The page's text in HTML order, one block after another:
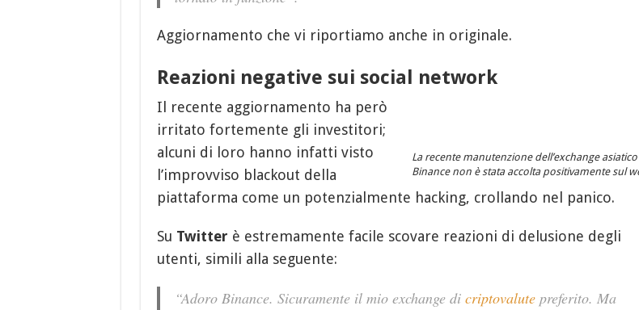
Aggiornamento che vi riportiamo anche in originale.
Reazioni negative sui social network
La recente manutenzione dell’exchange asiatico
Binance non è stata accolta positivamente sul
Il recente aggiornamento ha però
irritato fortemente gli investitori;
alcuni di loro hanno infatti visto
l’improvviso blackout della
piattaforma come un potenzialmente hacking, crollando nel panico.
Su Twitter è estremamente facile scovare reazioni di delusione degli
utenti, simili alla seguente:
“Adoro Binance. Sicuramente il mio exchange di criptovalutepreferito. Ma